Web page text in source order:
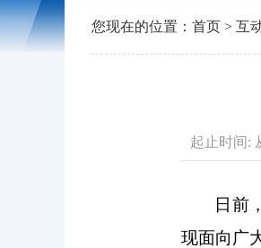
您现在的位置： 首页 > 互
起止时间:
日前
现面向广